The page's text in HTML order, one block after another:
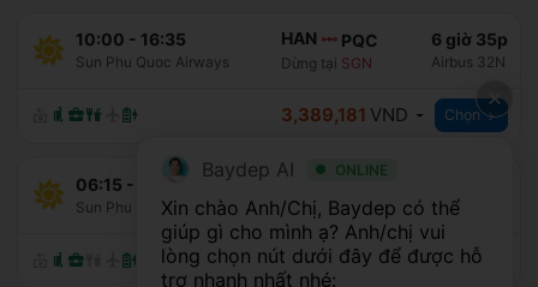
10:00 - 16:35
Sun Phu Quoc Airways
HAN PQC
Dừng tại SGN
6 giờ 35p
Airbus 32N
3,389,181 VND Chọn
06:15 -
Sun Phu Quoc Airways
HAN
Dừng tạiDAD Airbus 32Q
3,595,181VND Chọn
Baydep AI ONLINE
Xin chào Anh/Chị, Baydep có thể
giúp gì cho mình ạ? Anh/chị vui
lòng chọn nút dưới đây để được hỗ
trợ nhanh nhất nhé: